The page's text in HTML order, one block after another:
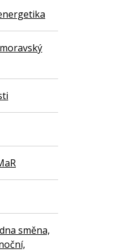
směna,